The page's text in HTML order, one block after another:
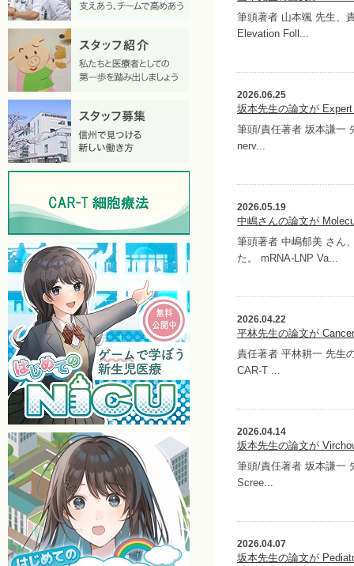
筆頭著者 山本颯 先生、
Elevation Foll...
2026.06.25
坂本先生の論文が
筆頭/責任著者 坂本謙一
nerv...
2026.05.19
中嶋さんの論文が
筆頭著者 中嶋郁美 さん
た。 mRNA-LNP Va...
2026.04.22
平林先生の論文が
責任著者 平林耕一 先生
CAR-T ...
2026.04.14
坂本先生の論文が
筆頭/責任著者 坂本謙一
Scree...
2026.04.07
坂本先生の論文が